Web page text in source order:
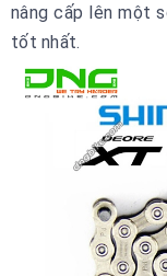
nâng cấp lên một
tốt nhất.